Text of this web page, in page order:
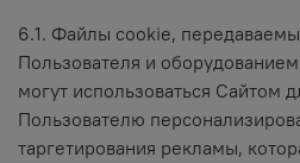
6.1. Файлы cookie,
Пользователя и
могут использоваться Сайтом
Пользователю
таргетирования рекламы,